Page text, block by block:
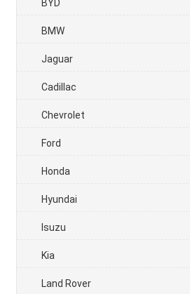
BYD
BMW
Jaguar
Cadillac
Chevrolet
Ford
Honda
Hyundai
Isuzu
Kia
Land Rover